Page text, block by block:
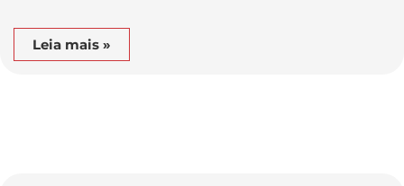
Leia mais »